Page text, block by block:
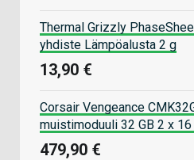
Thermal Grizzly
yhdiste Lämpöalusta 2 g
13,90 €
Corsair Vengeance
muistimoduuli 32 GB 2 x
479,90 €